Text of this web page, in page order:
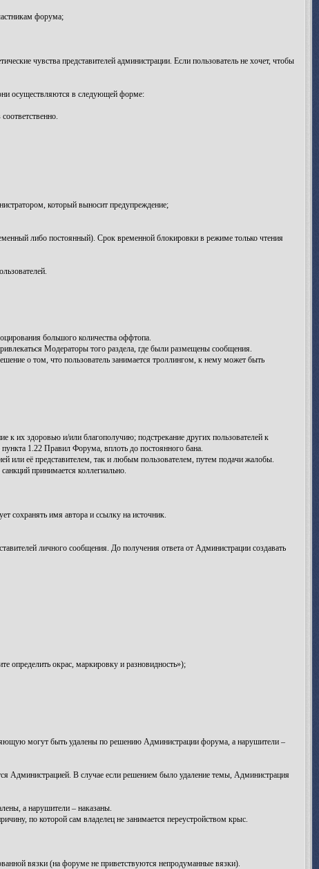
форума;
чувства представителей администрации. Если пользователь не хочет, чтобы
осуществляются в следующей форме:
который выносит предупреждение;
либо постоянный). Срок временной блокировки в режиме только чтения
большого количества оффтопа.
Модераторы того раздела, где были размещены сообщения.
о том, что пользователь занимается троллингом, к нему может быть
к их здоровью и/или благополучию; подстрекание других пользователей к
1.22 Правил Форума, вплоть до постоянного бана.
или её представителем, так и любым пользователем, путем подачи жалобы.
принимается коллегиально.
сохранять имя автора и ссылку на источник.
личного сообщения. До получения ответа от Администрации создавать
определить окрас, маркировку и разновидность»);
могут быть удалены по решению Администрации форума, а нарушители –
Администрацией. В случае если решением было удаление темы, Администрация
а нарушители – наказаны.
по которой сам владелец не занимается переустройством крыс.
вязки (на форуме не приветствуются непродуманные вязки).